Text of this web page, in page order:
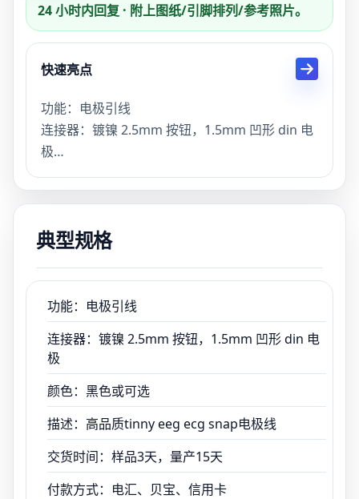
24 小时内回复 · 附上图纸/引脚排列/参考照片。
快速亮点
功能：电极引线
连接器：镀镍 2.5mm 按钮，1.5mm 凹形 din 电
极
颜色：黑色或可选
描述：高品质tinny eeg ecg snap电极线
付款方式：电汇、贝宝、信用卡
典型规格
功能：电极引线
连接器：镀镍 2.5mm 按钮，1.5mm 凹形 din 电
极
颜色：黑色或可选
描述：高品质tinny eeg ecg snap电极线
交货时间：样品3天，量产15天
付款方式：电汇、贝宝、信用卡